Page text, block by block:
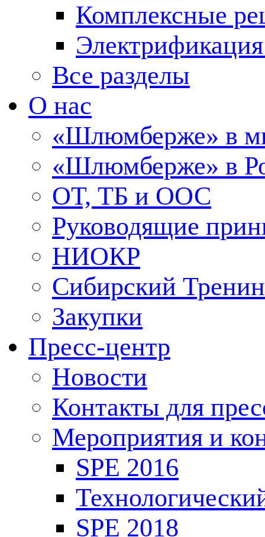
Комплексные
Все разделы
О нас
«Шлюмберже» в
«Шлюмберже» в
ОТ, ТБ и ООС
Руководящие
НИОКР
Сибирский
Закупки
Пресс-центр
Новости
Контакты для
Мероприятия и
SPE 2016
SPE 2018